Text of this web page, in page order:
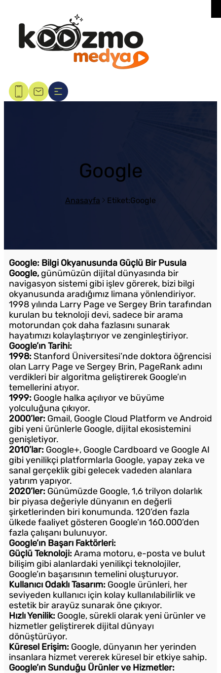
Google
Anasayfa Etiket:Google
Google: Bilgi Okyanusunda Güçlü Bir Pusula
Google, günümüzün dijital dünyasında bir
navigasyon sistemi gibi işlev görerek, bizi bilgi
okyanusunda aradığımız limana yönlendiriyor.
1998 yılında Larry Page ve Sergey Brin tarafından
kurulan bu teknoloji devi, sadece bir arama
motorundan çok daha fazlasını sunarak
hayatımızı kolaylaştırıyor ve zenginleştiriyor.
Google’ın Tarihi:
1998: Stanford Üniversitesi’nde doktora öğrencisi
olan Larry Page ve Sergey Brin, PageRank adını
verdikleri bir algoritma geliştirerek Google’ın
temellerini atıyor.
1999: Google halka açılıyor ve büyüme
yolculuğuna çıkıyor.
2000’ler: Gmail, Google Cloud Platform ve Android
gibi yeni ürünlerle Google, dijital ekosistemini
genişletiyor.
2010’lar: Google+, Google Cardboard ve Google AI
gibi yenilikçi platformlarla Google, yapay zeka ve
sanal gerçeklik gibi gelecek vadeden alanlara
yatırım yapıyor.
2020’ler: Günümüzde Google, 1,6 trilyon dolarlık
bir piyasa değeriyle dünyanın en değerli
şirketlerinden biri konumunda. 120’den fazla
ülkede faaliyet gösteren Google’ın 160.000’den
fazla çalışanı bulunuyor.
Google’ın Başarı Faktörleri:
Güçlü Teknoloji: Arama motoru, e-posta ve bulut
bilişim gibi alanlardaki yenilikçi teknolojiler,
Google’ın başarısının temelini oluşturuyor.
Kullanıcı Odaklı Tasarım: Google ürünleri, her
seviyeden kullanıcı için kolay kullanılabilirlik ve
estetik bir arayüz sunarak öne çıkıyor.
Hızlı Yenilik: Google, sürekli olarak yeni ürünler ve
hizmetler geliştirerek dijital dünyayı
dönüştürüyor.
Küresel Erişim: Google, dünyanın her yerinden
insanlara hizmet vererek küresel bir etkiye sahip.
Google’ın Sunduğu Ürünler ve Hizmetler: